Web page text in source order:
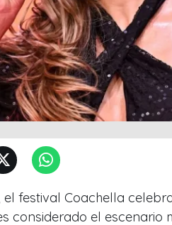
el festival Coachella
considerado el escenario